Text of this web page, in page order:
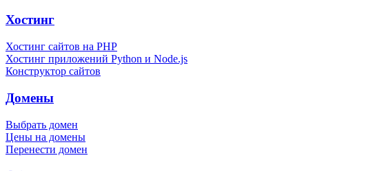
Хостинг
Хостинг сайтов на PHP
Хостинг приложений Python и Node.js
Конструктор сайтов
Домены
Выбрать домен
Цены на домены
Перенести домен